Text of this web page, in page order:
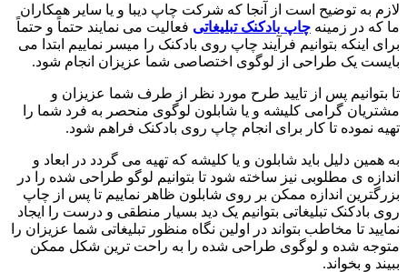
لازم به توضیح است از آنجا که شرکت چاپ دیبا و یا سایر همکاران
ما که در زمینه چاپ بادکنک تبلیغاتی فعالیت می نمایند حتماً و حتماً
برای اینکه بتوانیم فرآیند چاپ روی بادکنک را میسر نماییم ابتدا می
بایست یک طراحی از لوگوی اختصاصی شما عزیزان انجام شود.
تا بتوانیم پس از تایید طرح مورد نظر از طرف شما عزیزان و
مشتریان گرامی کلیشه و یا شابلون لوگوی منحصر به فرد شما را
تهیه نموده تا کار برای انجام چاپ روی بادکنک فراهم شود.
به همین دلیل باید شابلون و یا کلیشه که تهیه می گردد در ابعاد و
اندازه ی مطلوبی نیز ساخته شود تا بتوانیم لوگو طراحی شده را در
بزرگترین اندازه ممکن بر روی شابلون ظاهر نماییم تا پس از چاپ
روی بادکنک تبلیغاتی بتوانیم یک دید بسیار منطقی و درست را ایجاد
نمایید تا مخاطب بتواند در اولین نگاه منظور تبلیغاتی شما عزیزان را
متوجه شده و لوگوی طراحی شده را به راحت ترین شکل ممکن
ببیند و بخواند.